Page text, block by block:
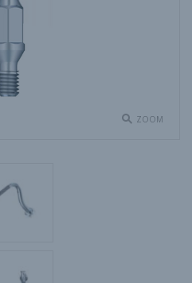
ZOOM